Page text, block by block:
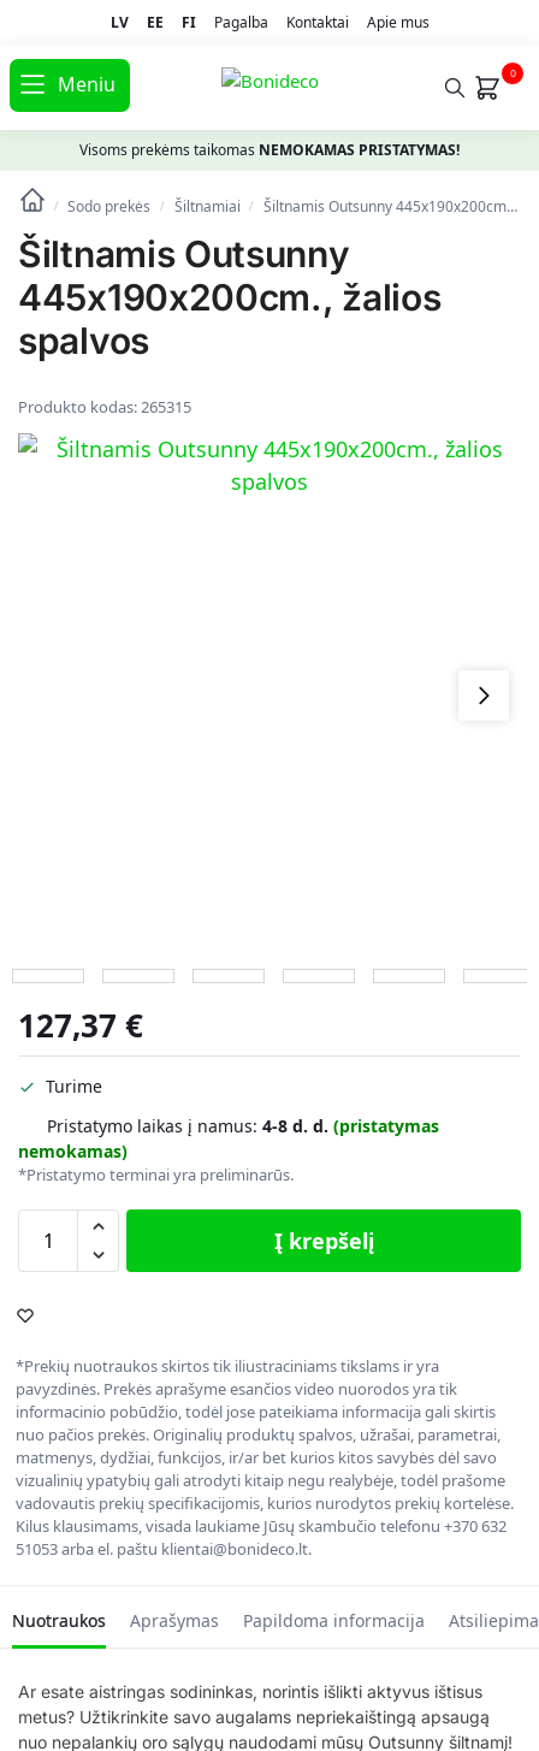
LV EE FI Pagalba Kontaktai Apie mus
Meniu 0
Visoms prekėms taikomas NEMOKAMAS PRISTATYMAS!
/ Sodo prekės / Šiltnamiai / Šiltnamis Outsunny 445x190x200cm., žalios spalvos
Šiltnamis Outsunny
445x190x200cm., žalios
spalvos
Produkto kodas:265315
127,37 €
Turime
Pristatymo laikas į namus: 4-8 d. d. (pristatymas
nemokamas)
*Pristatymo terminai yra preliminarūs.
Į krepšelį
*Prekių nuotraukos skirtos tik iliustraciniams tikslams ir yra
pavyzdinės. Prekės aprašyme esančios video nuorodos yra tik
informacinio pobūdžio, todėl jose pateikiama informacija gali skirtis
nuo pačios prekės. Originalių produktų spalvos, užrašai, parametrai,
matmenys, dydžiai, funkcijos, ir/ar bet kurios kitos savybės dėl savo
vizualinių ypatybių gali atrodyti kitaip negu realybėje, todėl prašome
vadovautis prekių specifikacijomis, kurios nurodytos prekių kortelėse.
Kilus klausimams, visada laukiame Jūsų skambučio telefonu +370 632
51053 arba el. paštu klientai@bonideco.lt.
Nuotraukos Aprašymas Papildoma informacija
Ar esate aistringas sodininkas, norintis išlikti aktyvus ištisus
metus? Užtikrinkite savo augalams nepriekaištingą apsaugą
nuo nepalankių oro sąlygų naudodami mūsų Outsunny šiltnamį!